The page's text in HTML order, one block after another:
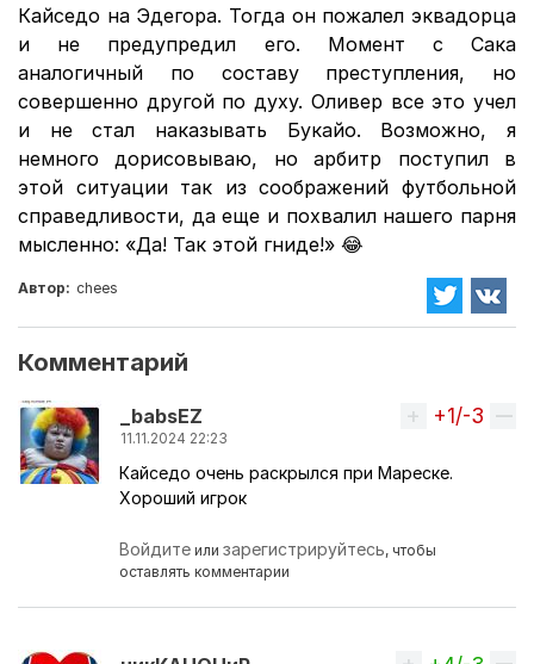
Кайседо на Эдегора. Тогда он пожалел эквадорца
и не предупредил его. Момент с Сака
аналогичный по составу преступления, но
совершенно другой по духу. Оливер все это учел
и не стал наказывать Букайо. Возможно, я
немного дорисовываю, но арбитр поступил в
этой ситуации так из соображений футбольной
справедливости, да еще и похвалил нашего парня
мысленно: «Да! Так этой гниде!» 😂
Автор: chees
Комментарий
_babsEZ
11.11.2024 22:23
Вверх
+1/-3
Кайседо очень раскрылся при Мареске.
Хороший игрок
Войдите илизарегистрируйтесь, чтобы
оставлять комментарии